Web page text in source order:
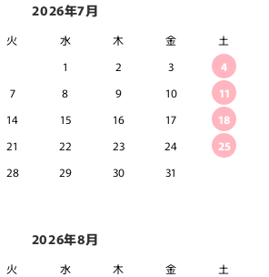
2026年7月
火 水 木 金
土
1
2 3
4
7 8 9 10
11
14 15 16 17
18
21 22 23 24
25
28 29 30 31
2026年8月
火 水 木 金
土